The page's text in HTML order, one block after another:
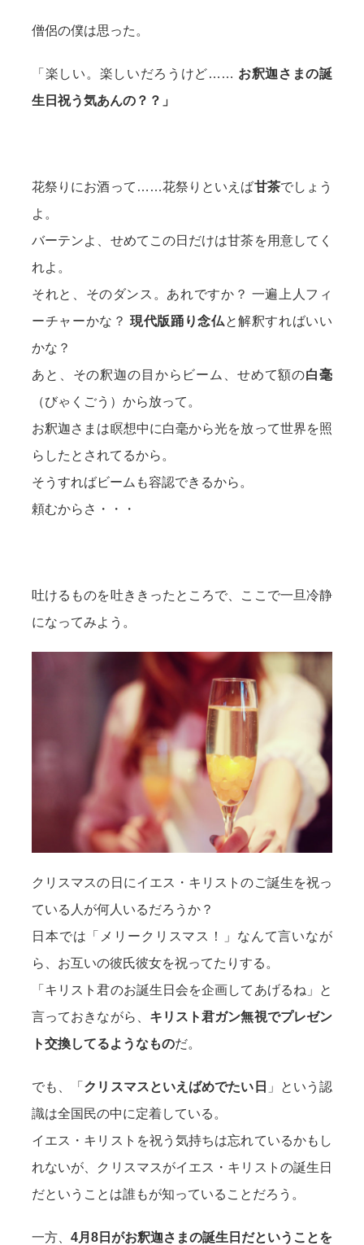
僧侶の僕は思った。
「楽しい。楽しいだろうけど…… お釈迦さまの誕
生日祝う気あんの？？」
花祭りにお酒って……花祭りといえば甘茶でしょう
よ。
バーテンよ、せめてこの日だけは甘茶を用意してく
れよ。
それと、そのダンス。あれですか？ 一遍上人フィ
ーチャーかな？現代版踊り念仏と解釈すればいい
かな？
あと、その釈迦の目からビーム、せめて額の白毫
（びゃくごう）から放って。
お釈迦さまは瞑想中に白毫から光を放って世界を照
らしたとされてるから。
そうすればビームも容認できるから。
頼むからさ・・・
吐けるものを吐ききったところで、ここで一旦冷静
になってみよう。
クリスマスの日にイエス・キリストのご誕生を祝っ
ている人が何人いるだろうか？
日本では「メリークリスマス！」なんて言いなが
ら、お互いの彼氏彼女を祝ってたりする。
「キリスト君のお誕生日会を企画してあげるね」と
言っておきながら、 キリスト君ガン無視でプレゼン
ト交換してるようなものだ。
でも、「 クリスマスといえばめでたい日 」という認
識は全国民の中に定着している。
イエス・キリストを祝う気持ちは忘れているかもし
れないが、クリスマスがイエス・キリストの誕生日
だということは誰もが知っていることだろう。
一方、 4月8日がお釈迦さまの誕生日だということを